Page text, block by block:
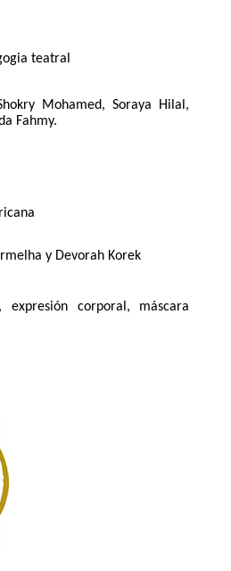
teatral
Mohamed, Soraya Hilal,
Fahmy.
y Devorah Korek
corporal, máscara